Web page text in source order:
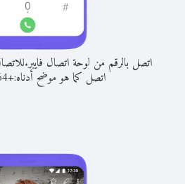
اتصل بالرقم من لوحة اتصال فايبر.
اتصل كما هو موضح أدناه:+